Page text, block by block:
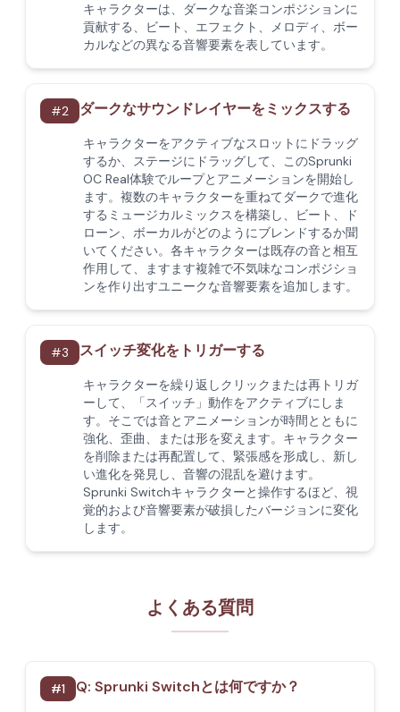
キャラクターは、ダークな音楽コンポジションに
貢献する、ビート、エフェクト、メロディ、ボー
カルなどの異なる音響要素を表しています。
#2 ダークなサウンドレイヤーをミックスする
キャラクターをアクティブなスロットにドラッグ
するか、ステージにドラッグして、このSprunki
OC Real体験でループとアニメーションを開始し
ます。複数のキャラクターを重ねてダークで進化
するミュージカルミックスを構築し、ビート、ド
ローン、ボーカルがどのようにブレンドするか聞
いてください。各キャラクターは既存の音と相互
作用して、ますます複雑で不気味なコンポジショ
ンを作り出すユニークな音響要素を追加します。
#3 スイッチ変化をトリガーする
キャラクターを繰り返しクリックまたは再トリガ
ーして、「スイッチ」動作をアクティブにしま
す。そこでは音とアニメーションが時間とともに
強化、歪曲、または形を変えます。キャラクター
を削除または再配置して、緊張感を形成し、新し
い進化を発見し、音響の混乱を避けます。
Sprunki Switchキャラクターと操作するほど、視
覚的および音響要素が破損したバージョンに変化
します。
よくある質問
#1 Q: Sprunki Switchとは何ですか？